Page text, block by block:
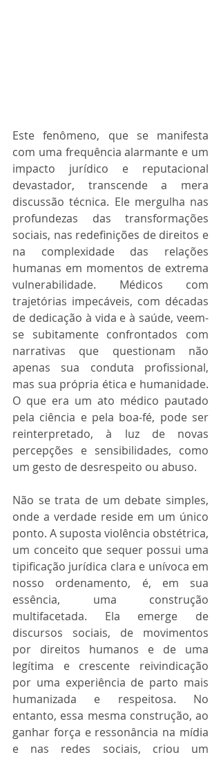
Este fenômeno, que se manifesta
com uma frequência alarmante e um
impacto jurídico e reputacional
devastador, transcende a mera
discussão técnica. Ele mergulha nas
profundezas das transformações
sociais, nas redefinições de direitos e
na complexidade das relações
humanas em momentos de extrema
vulnerabilidade. Médicos com
trajetórias impecáveis, com décadas
de dedicação à vida e à saúde, veem-
se subitamente confrontados com
narrativas que questionam não
apenas sua conduta profissional,
mas sua própria ética e humanidade.
O que era um ato médico pautado
pela ciência e pela boa-fé, pode ser
reinterpretado, à luz de novas
percepções e sensibilidades, como
um gesto de desrespeito ou abuso.
Não se trata de um debate simples,
onde a verdade reside em um único
ponto. A suposta violência obstétrica,
um conceito que sequer possui uma
tipificação jurídica clara e unívoca em
nosso ordenamento, é, em sua
essência, uma construção
multifacetada. Ela emerge de
discursos sociais, de movimentos
por direitos humanos e de uma
legítima e crescente reivindicação
por uma experiência de parto mais
humanizada e respeitosa. No
entanto, essa mesma construção, ao
ganhar força e ressonância na mídia
e nas redes sociais, criou um